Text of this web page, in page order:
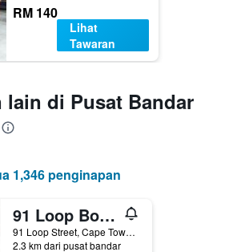
RM 140
Lihat
Tawaran
lain di Pusat Bandar
1,346 penginapan
91 Loop Boutique Hostel
91 Loop Street, Cape Town, Western Cape, Afrika Selatan
2.3 km dari pusat bandar